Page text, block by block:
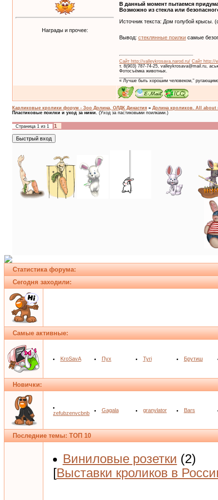
Награды и прочее:
В данный момент пытаемся
Возможно из стекла или
Источник текста: Дом голубой крысы.
Вывод: стеклянные поилки самые
Сайт http://valleykrosava.narod.ru/ Сайт http://
т. 8(903) 787-74-25, valleykrosava@mail.ru,
Фотосъёмка животных.
« Лучше быть хорошим человеком,"
Карликовые кролики форум - Зоо Долина, ОЛДК Династия » Долина кроликов. All about
Пластиковые поилки и уход за ними. (Уход за пастиковыми поилками.)
Страница 1 из 1 1
Статистика форума:
Сегодня заходили:
Самые активные:
KroSavA Пух Tyri Брутиш
Новички:
zefubzenvcbnb Gagala granylator Bars
Последние темы: ТОП 10
Виниловые розетки (2)
[Выставки кроликов в